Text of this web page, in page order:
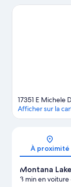
région et de vivre
17351 E Michele
Afficher sur la
À proximité
Montana Lake
3 min en voiture